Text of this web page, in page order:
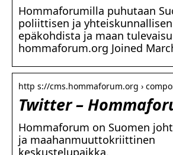
Hommaforumilla puhutaan
poliittisen ja
epäkohdista ja maan
hommaforum.org Joined
http s://cms.hommaforum.org ›
Twitter –
Hommaforum on Suomen
ja maahanmuuttokriittinen